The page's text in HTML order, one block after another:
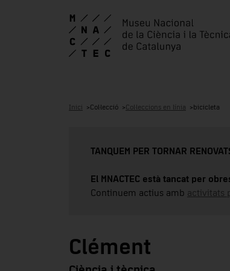
Inici Col·lecció Col·leccions en línia bicicleta
TANQUEM PER TORNAR
El MNACTEC està tancat per
Continuem actius amb activitats
Clément